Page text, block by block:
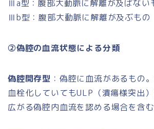
Ⅲa型：腹部大動脈に解離が及ばない
Ⅲb型：腹部大動脈に解離が及ぶもの
②偽腔の血流状態による分類
偽腔開存型 ：偽腔に血流があるもの
血栓化していてもULP（潰瘍様突出
広がる偽腔内血流を認める場合を含む